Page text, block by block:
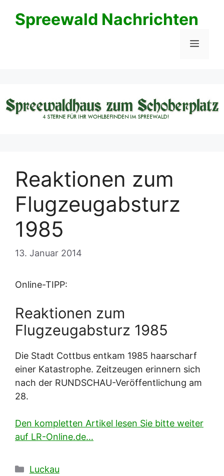
InhaltSpreewald Nachrichten
Menü
Reaktionen zum
Flugzeugabsturz
1985
13. Januar 2014
Online-TIPP:
Reaktionen zum
Flugzeugabsturz 1985
Die Stadt Cottbus entkam 1985 haarscharf
einer Katastrophe. Zeitzeugen erinnern sich
nach der RUNDSCHAU-Veröffentlichung am
28.
Den kompletten Artikel lesen Sie bitte weiter
auf LR-Online.de…
Kategorien
Luckau